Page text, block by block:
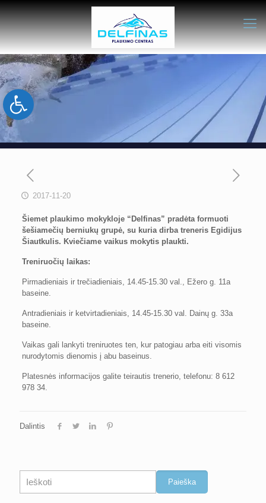
Open toolbar
2017-11-20
Šiemet plaukimo mokykloje “Delfinas” pradėta formuoti
šešiamečių berniukų grupė, su kuria dirba treneris Egidijus
Šiautkulis. Kviečiame vaikus mokytis plaukti.
Treniruočių laikas:
Pirmadieniais ir trečiadieniais, 14.45-15.30 val., Ežero g. 11a
baseine.
Antradieniais ir ketvirtadieniais, 14.45-15.30 val. Dainų g. 33a
baseine.
Vaikas gali lankyti treniruotes ten, kur patogiau arba eiti visomis
nurodytomis dienomis į abu baseinus.
Platesnės informacijos galite teirautis trenerio, telefonu: 8 612
978 34.
Dalintis
Paieška Paieška